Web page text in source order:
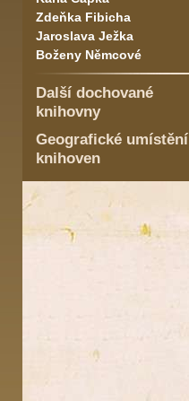
Zdeňka Fibicha
Jaroslava Ježka
Boženy Němcové
Další dochované
knihovny
Geografické umístění
knihoven